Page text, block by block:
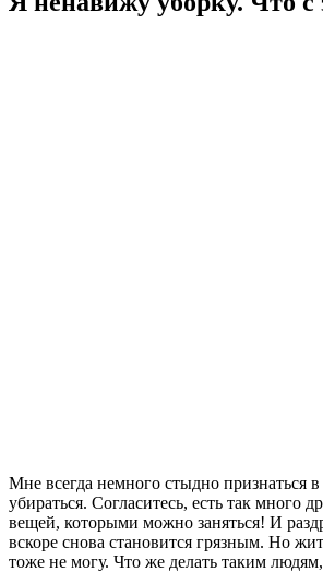
Мне всегда немного стыдно признаться
убираться. Согласитесь, есть так много
вещей, которыми можно заняться! И
вскоре снова становится грязным. Но
тоже не могу. Что же делать таким